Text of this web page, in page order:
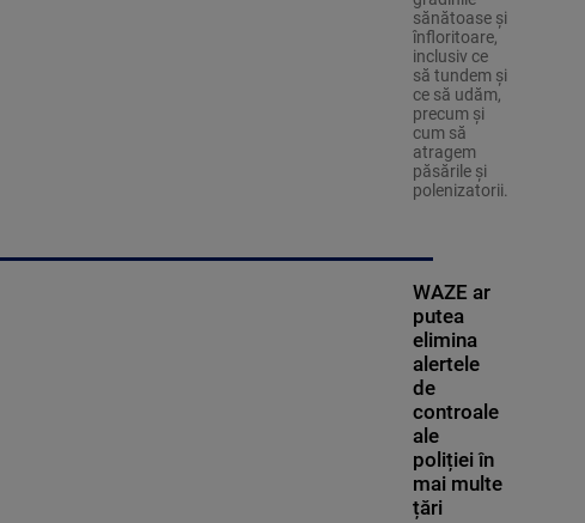
sănătoase și
înfloritoare,
inclusiv ce
să tundem și
ce să udăm,
precum și
cum să
atragem
păsările și
polenizatorii.
WAZE ar
putea
elimina
alertele
de
controale
ale
poliției în
mai multe
țări